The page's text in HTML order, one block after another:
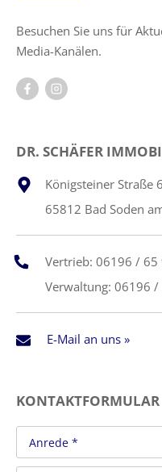
Besuchen Sie uns für
Media-Kanälen.
DR. SCHÄFER
Königsteiner Straße
65812 Bad Soden
Vertrieb: 06196 / 65
Verwaltung: 06196
E-Mail an uns »
KONTAKTFORMULAR